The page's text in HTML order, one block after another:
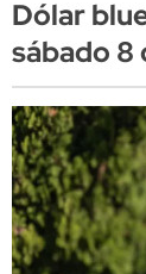
Dólar
sábado 8